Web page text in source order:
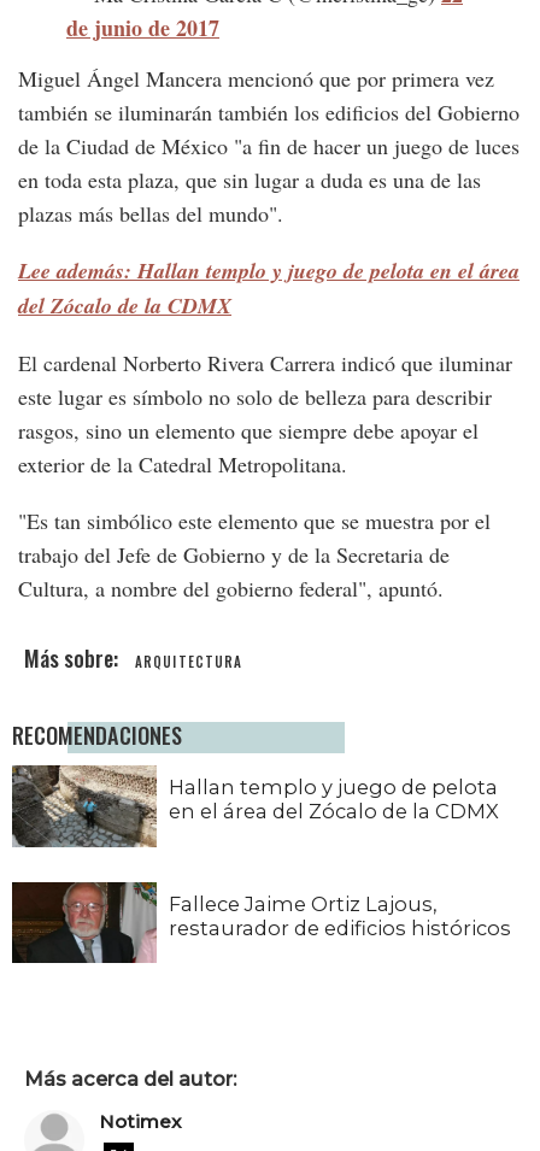
de junio de 2017
Miguel Ángel Mancera mencionó que por primera vez
también se iluminarán también los edificios del Gobierno
de la Ciudad de México "a fin de hacer un juego de luces
en toda esta plaza, que sin lugar a duda es una de las
plazas más bellas del mundo".
Lee además: Hallan templo y juego de pelota en el área
del Zócalo de la CDMX
El cardenal Norberto Rivera Carrera indicó que iluminar
este lugar es símbolo no solo de belleza para describir
rasgos, sino un elemento que siempre debe apoyar el
exterior de la Catedral Metropolitana.
"Es tan simbólico este elemento que se muestra por el
trabajo del Jefe de Gobierno y de la Secretaria de
Cultura, a nombre del gobierno federal", apuntó.
ARQUITECTURA
RECOMENDACIONES
Hallan templo y juego de pelota
en el área del Zócalo de la CDMX
Fallece Jaime Ortiz Lajous,
restaurador de edificios históricos
Más acerca del autor:
Notimex